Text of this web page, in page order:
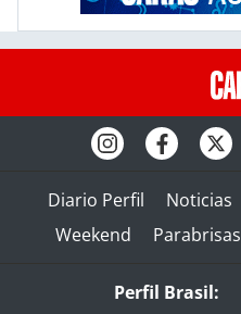
Diario Perfil Noticias
Weekend
Parabrisas
Perfil Brasil: